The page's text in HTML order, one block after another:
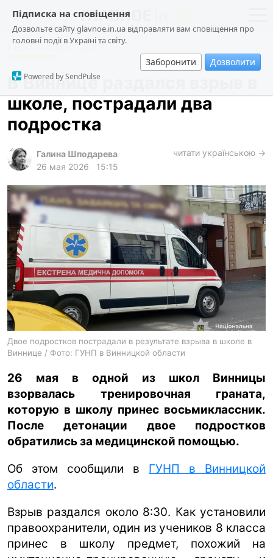
Підписка на сповіщення
Дозвольте сайту glavnoe.in.ua відправляти вам сповіщення про
головні події в Україні та світу.
Заборонити Дозволити
Powered by SendPulse
новости
о проекте
общество
происшествия
лонгриды
харьков
архив
gambling
ua en
Происшествия
В Виннице раздался взрыв в
школе, пострадали два
подростка
Галина Шподарева
26 мая 2026
15:15
читати українською →
Двое подростков пострадали в результате взрыва в школе в
Виннице / Фото: ГУНП в Винницкой области
26 мая в одной из школ Винницы
взорвалась тренировочная граната,
которую в школу принес восьмиклассник.
После детонации двое подростков
обратились за медицинской помощью.
Об этом сообщили в ГУНП в Винницкой
области.
Взрыв раздался около 8:30. Как установили
правоохранители, один из учеников 8 класса
принес в школу предмет, похожий на